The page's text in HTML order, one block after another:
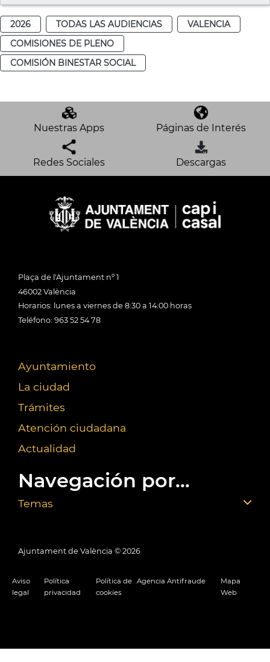
2026 TODAS LAS AUDIENCIAS
VALENCIA
COMISIONES DE PLENO
COMISIÓN BINESTAR SOCIAL
Nuestras Apps Páginas de Interés
Redes Sociales Descargas
Plaça de l'Ajuntament nº 1
46002 València
Horarios: lunes a viernes de 8:30 a 14:00 horas
Teléfono: 963 52 54 78
Ayuntamiento
La ciudad
Trámites
Atención ciudadana
Actualidad
Navegación por...
Temas
Ajuntament de València © 2026
Aviso
legal
Política
privacidad
Política de
cookies
Agencia Antifraude
Mapa
Web